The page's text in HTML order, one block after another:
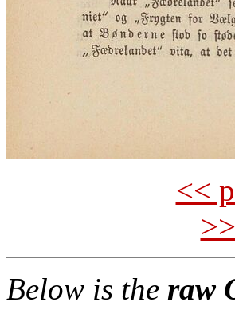
<<
Below is the raw